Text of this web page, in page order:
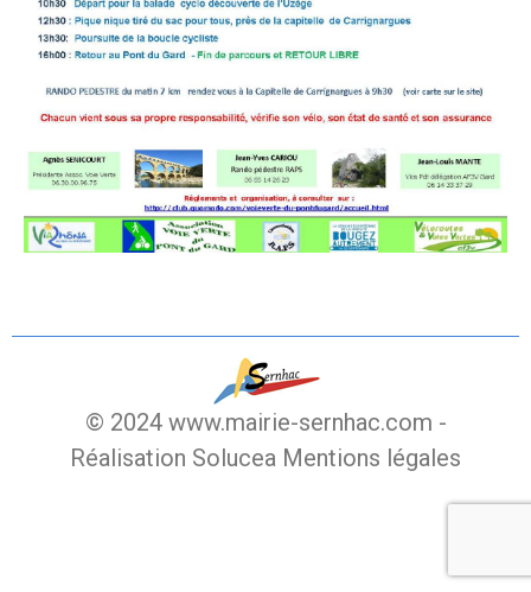
© 2024 www.mairie-sernhac.com -
Réalisation Solucea Mentions légales